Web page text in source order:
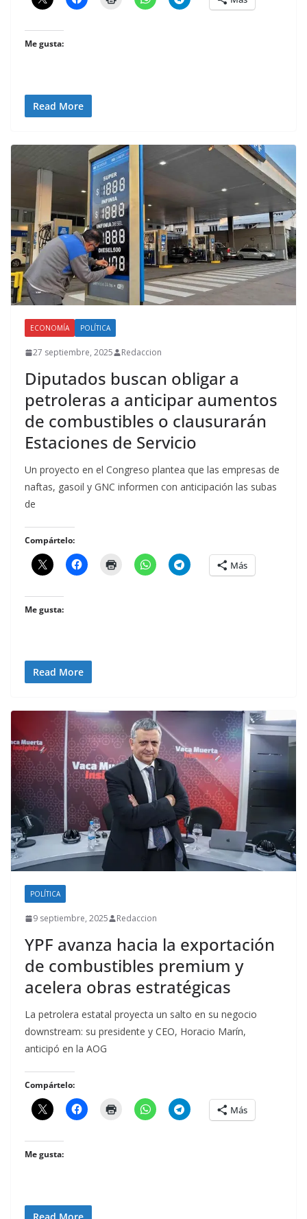
Me gusta:
Read More
ECONOMÍA POLÍTICA
27 septiembre, 2025 Redaccion
Diputados buscan obligar a
petroleras a anticipar aumentos
de combustibles o clausurarán
Estaciones de Servicio
Un proyecto en el Congreso plantea que las empresas de
naftas, gasoil y GNC informen con anticipación las subas
de
Compártelo:
Más
Me gusta:
Read More
POLÍTICA
9 septiembre, 2025 Redaccion
YPF avanza hacia la exportación
de combustibles premium y
acelera obras estratégicas
La petrolera estatal proyecta un salto en su negocio
downstream: su presidente y CEO, Horacio Marín,
anticipó en la AOG
Compártelo:
Más
Me gusta: